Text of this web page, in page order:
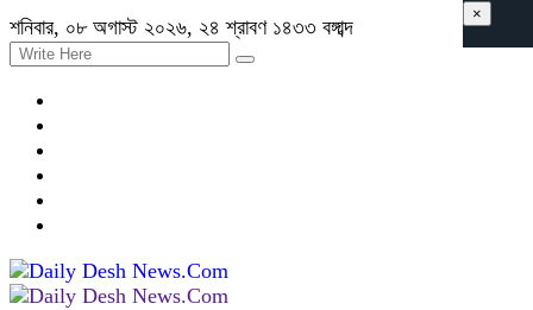
শনিবার, ০৮ অগাস্ট ২০২৬, ২৪ শ্রাবণ ১৪৩৩ বঙ্গাব্দ
×